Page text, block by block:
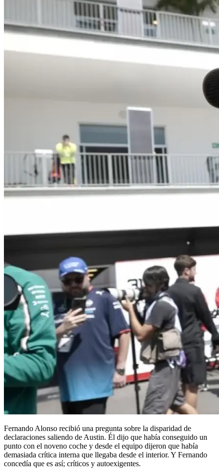
Fernando Alonso recibió una pregunta sobre la disparidad de
declaraciones saliendo de Austin. Él dijo que había conseguido un
punto con el noveno coche y desde el equipo dijeron que había
demasiada crítica interna que llegaba desde el interior. Y Fernando
concedía que es así; críticos y autoexigentes.